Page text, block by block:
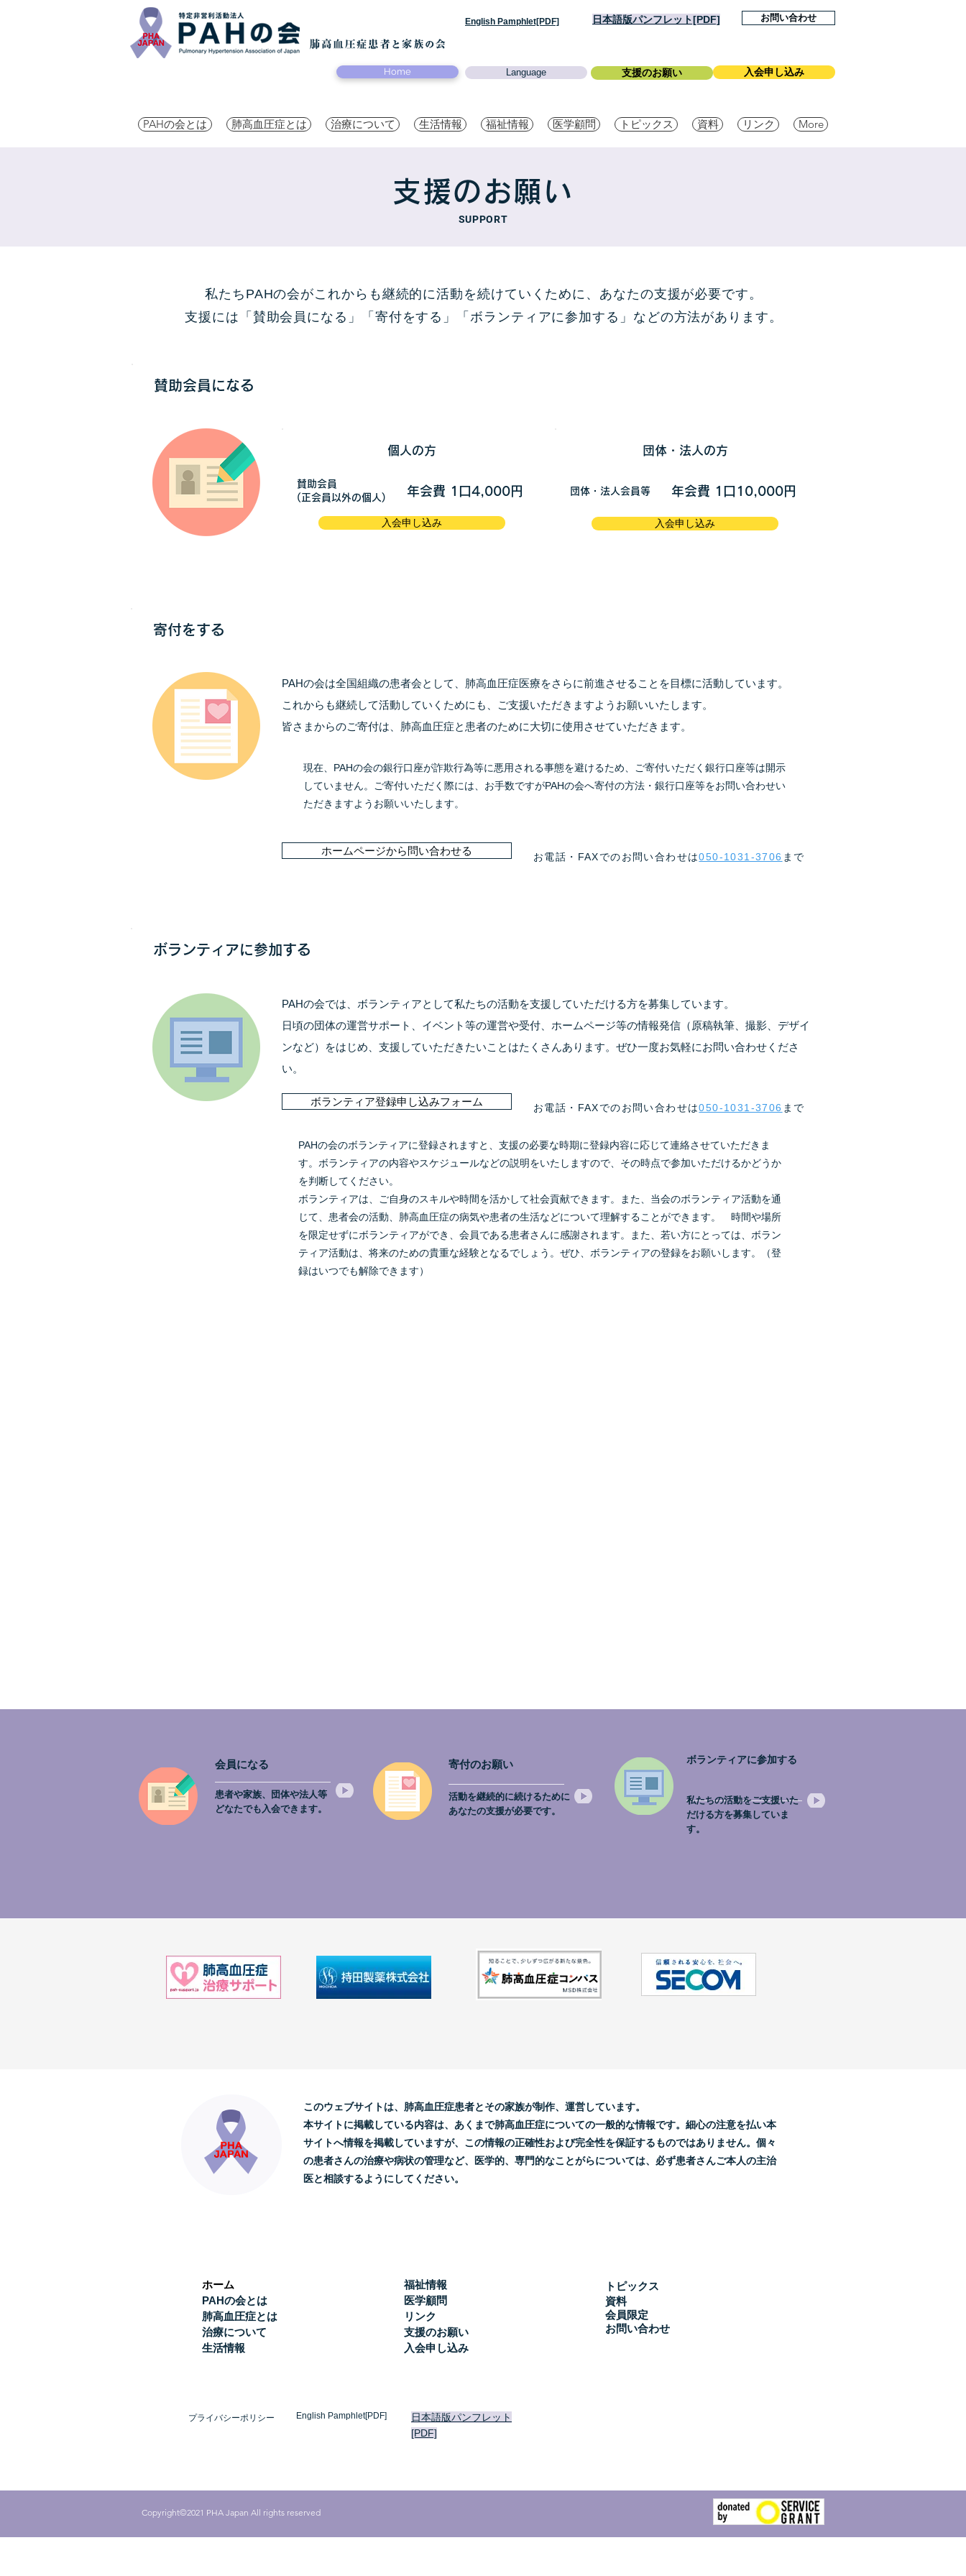
English Pamphlet[PDF] 日本語版パンフレット[PDF] お問い合わせ
Home Language 支援のお願い 入会申し込み
PAHの会とは 肺高血圧症とは 治療について 生活情報 福祉情報 医学顧問 トピックス 資料 リンク More
SUPPORT
支援のお願い
私たちPAHの会がこれからも継続的に活動を続けていくために、あなたの支援が必要です。
支援には「賛助会員になる」「寄付をする」「ボランティアに参加する」などの方法があります。
賛助会員になる
個人の方
賛助会員
(正会員以外の個人)
年会費 1口4,000円
入会申し込み
団体・法人の方
団体・法人会員等 年会費 1口10,000円
入会申し込み
寄付をする
PAHの会は全国組織の患者会として、肺高血圧症医療をさらに前進させることを目標に活動しています。
これからも継続して活動していくためにも、ご支援いただきますようお願いいたします。
皆さまからのご寄付は、肺高血圧症と患者のために大切に使用させていただきます。
現在、PAHの会の銀行口座が詐欺行為等に悪用される事態を避けるため、ご寄付いただく銀行口座等は開示
していません。ご寄付いただく際には、お手数ですがPAHの会へ寄付の方法・銀行口座等をお問い合わせい
ただきますようお願いいたします。
ホームページから問い合わせる お電話・FAXでのお問い合わせは050-1031-3706 まで
ボランティアに参加する
PAHの会では、ボランティアとして私たちの活動を支援していただける方を募集しています。
日頃の団体の運営サポート、イベント等の運営や受付、ホームページ等の情報発信（原稿執筆、撮影、デザイ
ンなど）をはじめ、支援していただきたいことはたくさんあります。ぜひ一度お気軽にお問い合わせくださ
い。
ボランティア登録申し込みフォーム お電話・FAXでのお問い合わせは050-1031-3706 まで
NPO法人 PAHの会
理事長 村上紀子
〒242-0002 神奈川県大和市つきみ野5-8 A-209
TEL / FAX 050-1031-3706
PAHの会のボランティアに登録されますと、支援の必要な時期に登録内容に応じて連絡させていただきま
す。ボランティアの内容やスケジュールなどの説明をいたしますので、その時点で参加いただけるかどうか
を判断してください。
ボランティアは、ご自身のスキルや時間を活かして社会貢献できます。また、当会のボランティア活動を通
じて、患者会の活動、肺高血圧症の病気や患者の生活などについて理解することができます。 時間や場所
を限定せずにボランティアができ、会員である患者さんに感謝されます。また、若い方にとっては、ボラン
ティア活動は、将来のための貴重な経験となるでしょう。ぜひ、ボランティアの登録をお願いします。（登
録はいつでも解除できます）
会員になる
患者や家族、団体や法人等
どなたでも入会できます。
寄付のお願い
活動を継続的に続けるために
あなたの支援が必要です。
ボランティアに参加する
私たちの活動をご支援いた
だける方を募集していま
す。
このウェブサイトは、肺高血圧症患者とその家族が制作、運営しています。
本サイトに掲載している内容は、あくまで肺高血圧症についての一般的な情報です。細心の注意を払い本
サイトへ情報を掲載していますが、この情報の正確性および完全性を保証するものではありません。個々
の患者さんの治療や病状の管理など、医学的、専門的なことがらについては、必ず患者さんご本人の主治
医と相談するようにしてください。
ホーム
PAHの会とは
肺高血圧症とは
治療について
生活情報
福祉情報
医学顧問
リンク
支援のお願い
入会申し込み
トピックス
資料
会員限定
お問い合わせ
プライバシーポリシー English Pamphlet[PDF]
日本語版パンフレット
[PDF]
Copyright©2021 PHA Japan All rights reserved